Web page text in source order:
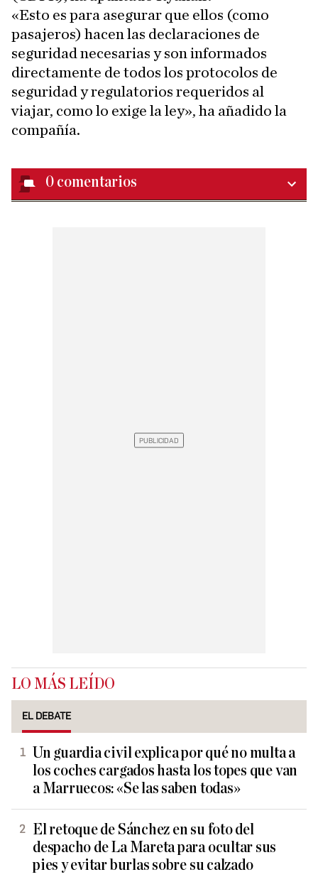
«Esto es para asegurar que ellos (como
pasajeros) hacen las declaraciones de
seguridad necesarias y son informados
directamente de todos los protocolos de
seguridad y regulatorios requeridos al
viajar, como lo exige la ley», ha añadido la
compañía.
0 comentarios
LO MÁS LEÍDO
EL DEBATE
Un guardia civil explica por qué no multa a
los coches cargados hasta los topes que van
a Marruecos: «Se las saben todas»
El retoque de Sánchez en su foto del
despacho de La Mareta para ocultar sus
pies y evitar burlas sobre su calzado